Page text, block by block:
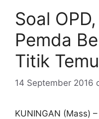
Soal
Pemda
Titik Temu
14 September 2016
KUNINGAN (Mass)